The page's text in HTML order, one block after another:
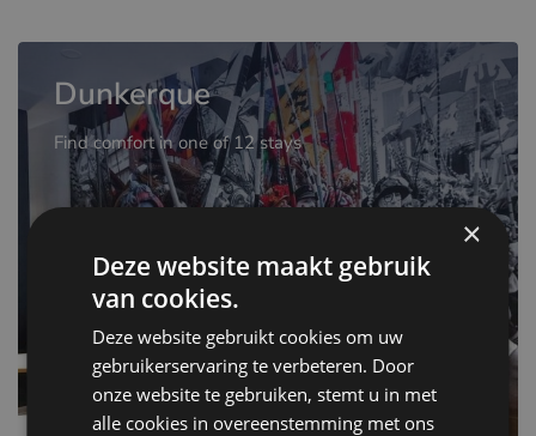
Dunkerque
Find comfort in one of 12 stays
×
Deze website maakt gebruik
van cookies.
Deze website gebruikt cookies om uw
gebruikerservaring te verbeteren. Door
onze website te gebruiken, stemt u in met
alle cookies in overeenstemming met ons